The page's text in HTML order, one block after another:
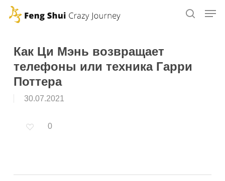
Skip
contentКак Ци Мэнь возвращает
телефоны или техника Гарри
Поттера
30.07.2021
0